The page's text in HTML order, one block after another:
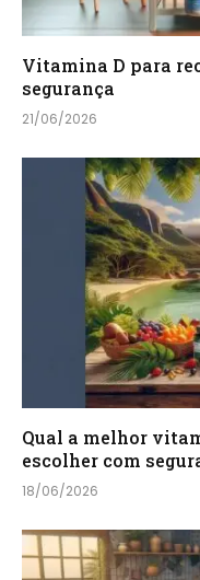
Vitamina D para
segurança
21/06/2026
Qual a melhor
escolher com
18/06/2026